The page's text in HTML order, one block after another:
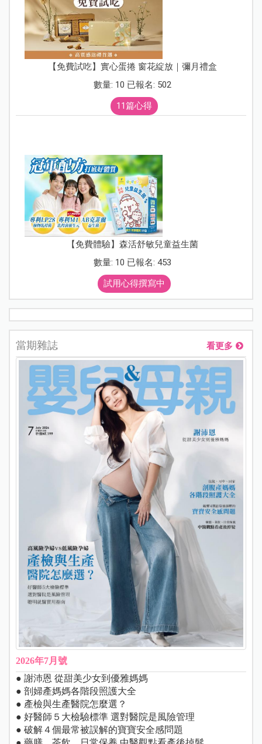
【免費試吃】實心蛋捲 窗花綻放｜彌月禮盒
數量: 10 已報名: 502
11篇心得
【免費體驗】森活舒敏兒童益生菌
數量: 10 已報名: 453
試用心得撰寫中
當期雜誌 看更多
2026年7月號
● 謝沛恩 從甜美少女到優雅媽媽
● 剖婦產媽媽各階段照護大全
● 產檢與生產醫院怎麼選？
● 好醫師５大檢驗標準 選對醫院是風險管理
● 破解４個最常被誤解的寶寶安全感問題